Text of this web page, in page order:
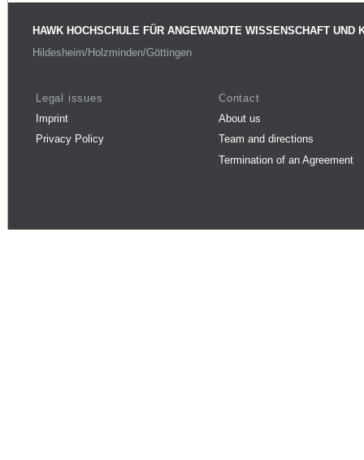
HAWK HOCHSCHULE FÜR ANGEWANDTE WISSENSCHAFT UND
Hildesheim/Holzminden/Göttingen
Legal issues
Imprint
Privacy Policy
Contact
About us
Team and directions
Termination of an Agreement